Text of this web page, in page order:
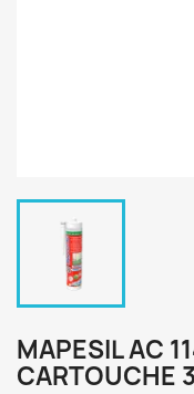
MAPESIL AC
CARTOUCHE